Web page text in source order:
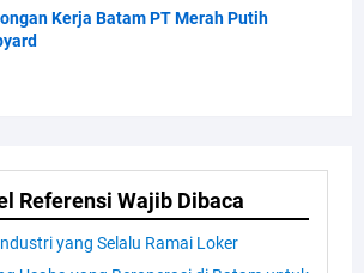
Kerja Batam PT Merah Putih
Referensi Wajib Dibaca
yang Selalu Ramai Loker